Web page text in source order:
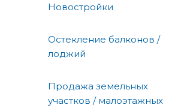
Новостройки
Остекление балконов /
лоджий
Продажа земельных
участков / малоэтажных